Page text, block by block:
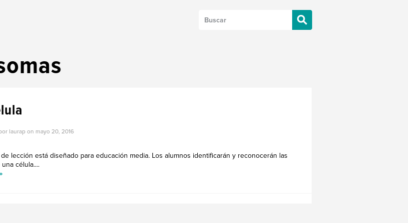
laurap on mayo 20, 2016
lección está diseñado para educación media. Los alumnos identificarán y reconocerán las
célula....